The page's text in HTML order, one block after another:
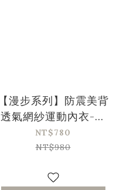
【漫步系列】防震美背
透氣網紗運動內衣-豆
沙粉(30/65-38/85、
A-D)
NT$780
NT$980